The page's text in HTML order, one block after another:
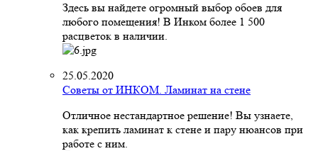
Здесь вы найдете огромный выбор обоев для
любого помещения! В Инком более 1 500
расцветок в наличии.
25.05.2020
Советы от ИНКОМ. Ламинат на стене
Отличное нестандартное решение! Вы узнаете,
как крепить ламинат к стене и пару нюансов при
работе с ним.